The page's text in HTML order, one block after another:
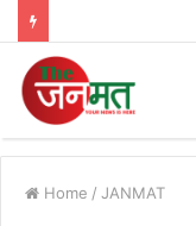
Home / JANMAT